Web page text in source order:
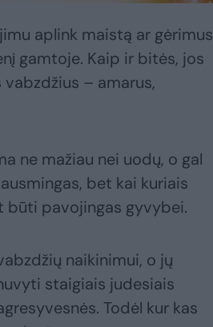
aplink maistą ar gėrimus
gamtoje. Kaip ir bitės, jos
– amarus,
ne mažiau nei uodų, o gal
bet kai kuriais
būti pavojingas gyvybei.
naikinimui, o jų
staigiais judesiais
Todėl kur kas